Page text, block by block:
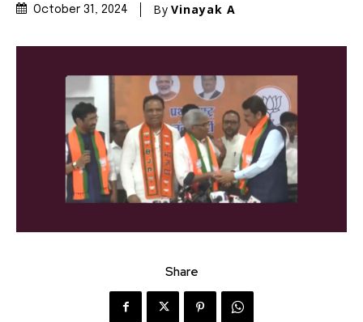
October 31, 2024 By Vinayak A
Share